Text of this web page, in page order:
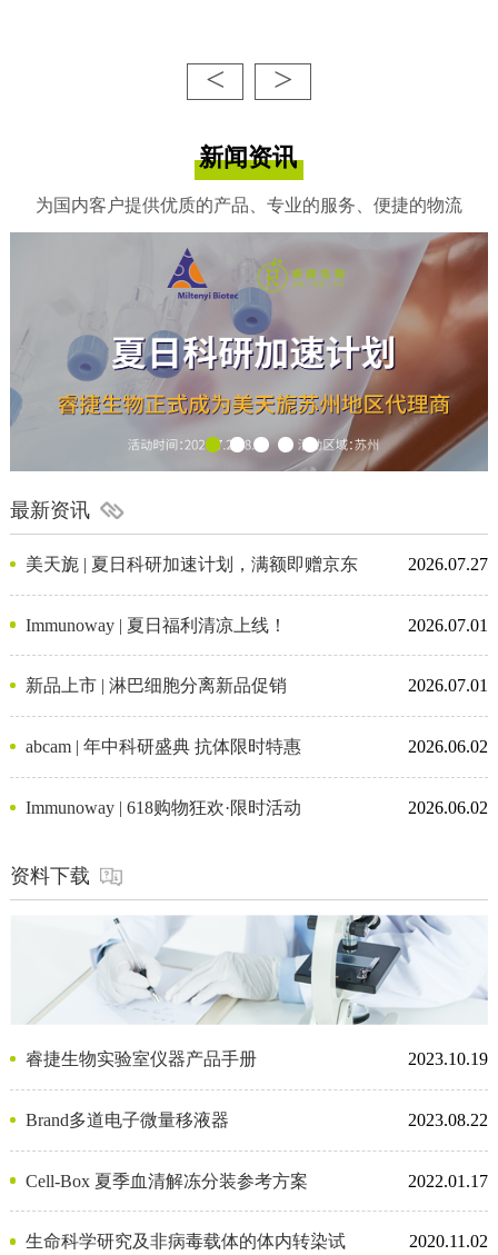
睿杰生物-凋亡/增殖检测试剂
< >
新闻资讯
为国内客户提供优质的产品、专业的服务、便捷的物流
最新资讯
美天旎 | 夏日科研加速计划，满额即赠京东
卡
2026.07.27
Immunoway | 夏日福利清凉上线！ 2026.07.01
新品上市 | 淋巴细胞分离新品促销 2026.07.01
abcam | 年中科研盛典 抗体限时特惠 2026.06.02
Immunoway | 618购物狂欢·限时活动 2026.06.02
资料下载
睿捷生物实验室仪器产品手册 2023.10.19
Brand多道电子微量移液器 2023.08.22
Cell-Box 夏季血清解冻分装参考方案 2022.01.17
生命科学研究及非病毒载体的体内转染试 2020.11.02